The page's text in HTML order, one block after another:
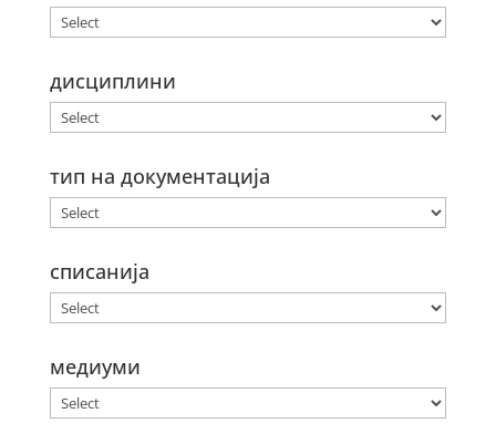
дисциплини
тип на документација
списанија
медиуми